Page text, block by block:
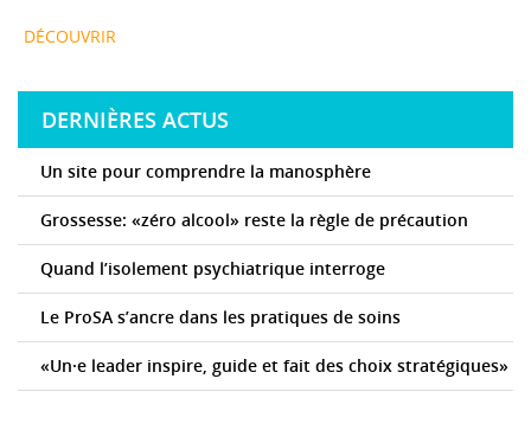
DÉCOUVRIR
DERNIÈRES ACTUS
Un site pour comprendre la manosphère
Grossesse: «zéro alcool» reste la règle de précaution
Quand l’isolement psychiatrique interroge
Le ProSA s’ancre dans les pratiques de soins
«Un·e leader inspire, guide et fait des choix stratégiques»